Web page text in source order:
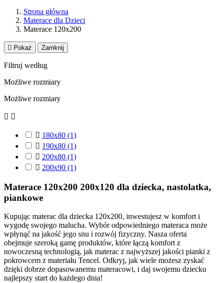
Strona główna
Materace dla Dzieci
Materace 120x200
 Pokaż Zamknij
Filtruj według
Możliwe rozmiary
Możliwe rozmiary
 
 180x80 (1)
 190x80 (1)
 200x80 (1)
 200x90 (1)
Materace 120x200 200x120 dla dziecka, nastolatka,
piankowe
Kupując materac dla dziecka 120x200, inwestujesz w komfort i
wygodę swojego malucha. Wybór odpowiedniego materaca może
wpłynąć na jakość jego snu i rozwój fizyczny. Nasza oferta
obejmuje szeroką gamę produktów, które łączą komfort z
nowoczesną technologią, jak materac z najwyższej jakości pianki z
pokrowcem z materiału Tencel. Odkryj, jak wiele możesz zyskać
dzięki dobrze dopasowanemu materacowi, i daj swojemu dziecku
najlepszy start do każdego dnia!